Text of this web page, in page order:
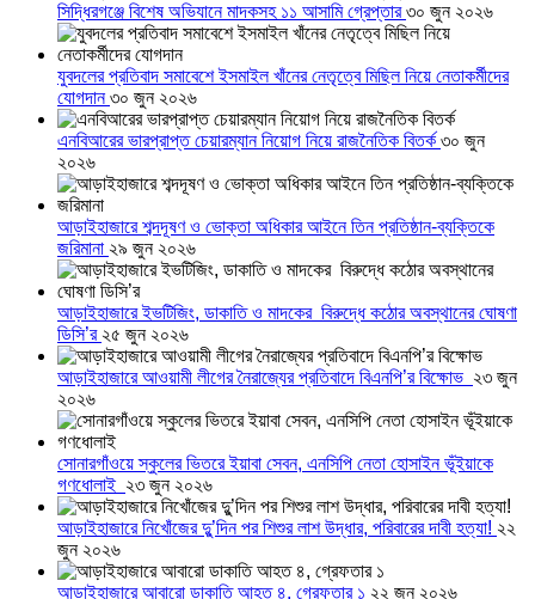
সিদ্ধিরগঞ্জে বিশেষ অভিযানে মাদকসহ ১১ আসামি গ্রেপ্তার৩০ জুন ২০২৬
যুবদলের প্রতিবাদ সমাবেশে ইসমাইল খাঁনের নেতৃত্বে মিছিল নিয়ে নেতাকর্মীদের
যোগদান৩০ জুন ২০২৬
এনবিআরের ভারপ্রাপ্ত চেয়ারম্যান নিয়োগ নিয়ে রাজনৈতিক বিতর্ক ৩০ জুন
২০২৬
আড়াইহাজারে শব্দদূষণ ও ভোক্তা অধিকার আইনে তিন প্রতিষ্ঠান-ব্যক্তিকে
জরিমানা ২৯ জুন ২০২৬
আড়াইহাজারে ইভটিজিং, ডাকাতি ও মাদকের বিরুদ্ধে কঠোর অবস্থানের ঘোষণা
ডিসি’র ২৫ জুন ২০২৬
আড়াইহাজারে আওয়ামী লীগের নৈরাজ্যের প্রতিবাদে বিএনপি’র বিক্ষোভ ২৩ জুন
২০২৬
সোনারগাঁওয়ে স্কুলের ভিতরে ইয়াবা সেবন, এনসিপি নেতা হোসাইন ভূঁইয়াকে
গণধোলাই ২৩ জুন ২০২৬
আড়াইহাজারে নিখোঁজের দুু’দিন পর শিশুর লাশ উদ্ধার, পরিবারের দাবী হত্যা! ২২
জুন ২০২৬
আড়াইহাজারে আবারো ডাকাতি আহত ৪, গ্রেফতার ১ ২২ জুন ২০২৬